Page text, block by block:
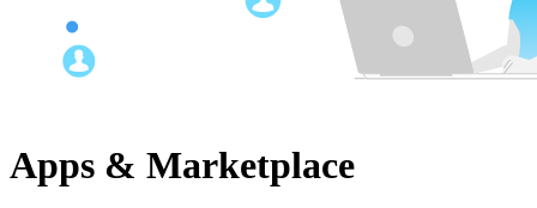
Apps & Marketplace